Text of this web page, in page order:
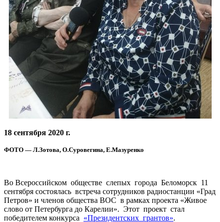
18 сентября 2020 г.
ФОТО — Л.Зотова, О.Суровегина, Е.Мазуренко
Во Всероссийском обществе слепых города Беломорск 11
сентября состоялась встреча сотрудников радиостанции «Град
Петров» и членов общества ВОС в рамках проекта «Живое
слово от Петербурга до Карелии». Этот проект стал
победителем конкурса «Президентских грантов».